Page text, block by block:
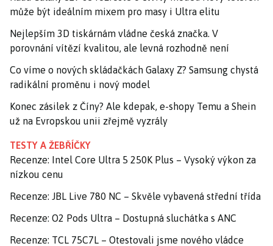
může být ideálním mixem pro masy i Ultra elitu
Nejlepším 3D tiskárnám vládne česká značka. V
porovnání vítězí kvalitou, ale levná rozhodně není
Co víme o nových skládačkách Galaxy Z? Samsung chystá
radikální proměnu i nový model
Konec zásilek z Číny? Ale kdepak, e-shopy Temu a Shein
už na Evropskou unii zřejmě vyzrály
TESTY A ŽEBŘÍČKY
Recenze: Intel Core Ultra 5 250K Plus – Vysoký výkon za
nízkou cenu
Recenze: JBL Live 780 NC – Skvěle vybavená střední třída
Recenze: O2 Pods Ultra – Dostupná sluchátka s ANC
Recenze: TCL 75C7L – Otestovali jsme nového vládce